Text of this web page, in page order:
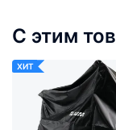
С этим
ХИТ